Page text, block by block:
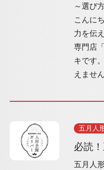
～選び
こんに
力を伝
専門店
キです
えませ
五月人
必読
五月人